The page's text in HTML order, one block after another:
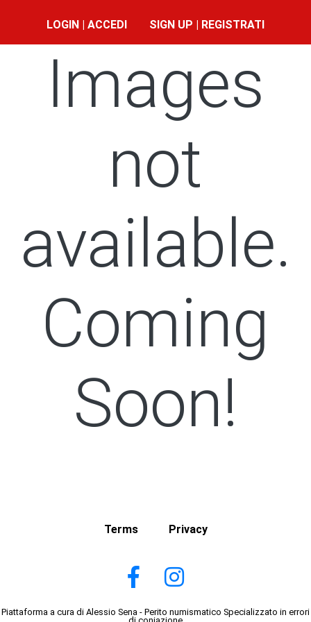
LOGIN | ACCEDI SIGN UP | REGISTRATI
Images
not
available.
Coming
Soon!
Terms Privacy
Piattaforma a cura di Alessio Sena - Perito numismatico Specializzato in errori